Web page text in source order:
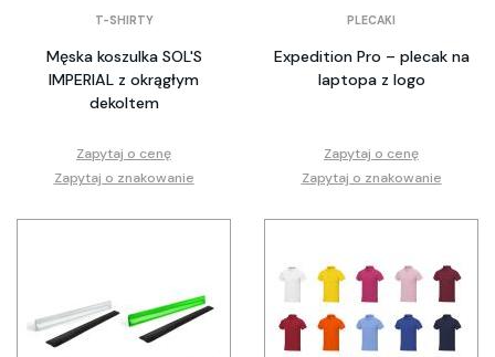
T-SHIRTY
Męska koszulka SOL'S
IMPERIAL z okrągłym
dekoltem
Zapytaj o cenę
Zapytaj o znakowanie
PLECAKI
Expedition Pro – plecak na
laptopa z logo
Zapytaj o cenę
Zapytaj o znakowanie